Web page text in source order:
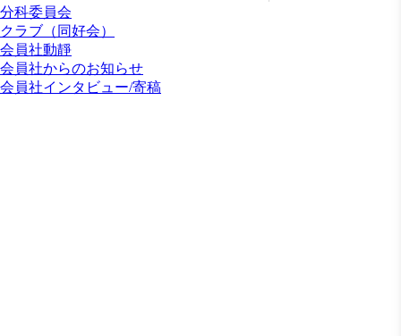
分科委員会
クラブ（同好会）
会員社動靜
会員社からのお知らせ
会員社インタビュー/寄稿